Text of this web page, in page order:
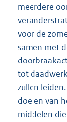
meerdere
voor de
samen met
tot
zullen
doelen van
middelen